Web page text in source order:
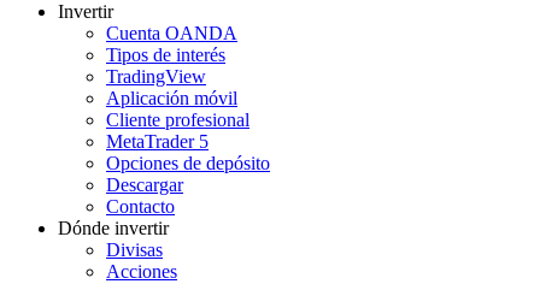
Invertir
Cuenta OANDA
Tipos de interés
TradingView
Aplicación móvil
Cliente profesional
MetaTrader 5
Opciones de depósito
Descargar
Contacto
Dónde invertir
Divisas
Acciones